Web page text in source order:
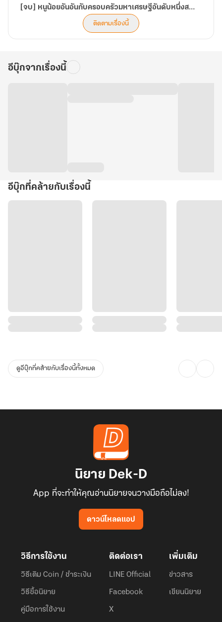
[จบ] หนูน้อยอันอันกับครอบครัวมหาเศรษฐีอันดับหนึ่งสายเปย์
ติดตามเรื่องนี้
อีบุ๊กจากเรื่องนี้
อีบุ๊กที่คล้ายกับเรื่องนี้
ดูอีบุ๊กที่คล้ายกับเรื่องนี้ทั้งหมด
นิยาย Dek-D
App ที่จะทำให้คุณอ่านนิยายจนวางมือถือไม่ลง!
ดาวน์โหลดแอป
วิธีการใช้งาน
วิธีเติม Coin / ชำระเงิน
วิธีซื้อนิยาย
คู่มือการใช้งาน
ติดต่อเรา
LINE Official
Facebook
X
เพิ่มเติม
ข่าวสาร
เขียนนิยาย